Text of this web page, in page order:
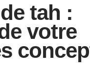
tah :
votre